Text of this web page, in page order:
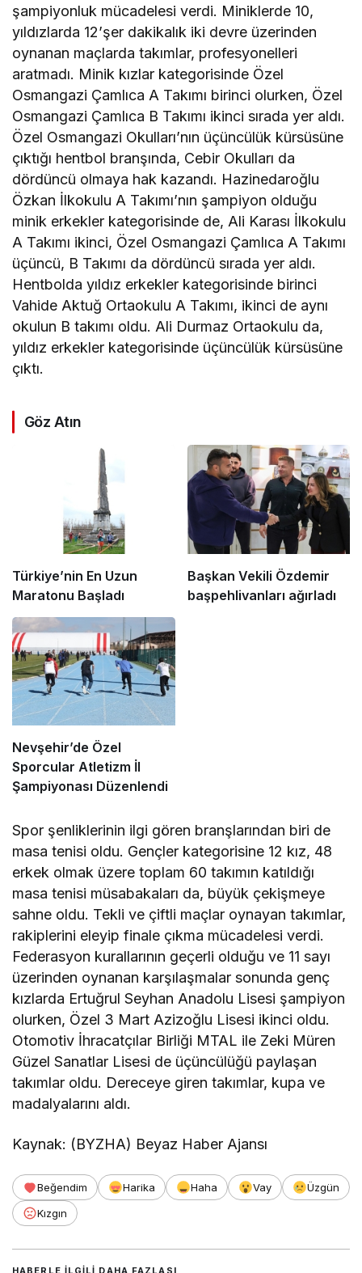
şampiyonluk mücadelesi verdi. Miniklerde 10,
yıldızlarda 12’şer dakikalık iki devre üzerinden
oynanan maçlarda takımlar, profesyonelleri
aratmadı. Minik kızlar kategorisinde Özel
Osmangazi Çamlıca A Takımı birinci olurken, Özel
Osmangazi Çamlıca B Takımı ikinci sırada yer aldı.
Özel Osmangazi Okulları’nın üçüncülük kürsüsüne
çıktığı hentbol branşında, Cebir Okulları da
dördüncü olmaya hak kazandı. Hazinedaroğlu
Özkan İlkokulu A Takımı’nın şampiyon olduğu
minik erkekler kategorisinde de, Ali Karası İlkokulu
A Takımı ikinci, Özel Osmangazi Çamlıca A Takımı
üçüncü, B Takımı da dördüncü sırada yer aldı.
Hentbolda yıldız erkekler kategorisinde birinci
Vahide Aktuğ Ortaokulu A Takımı, ikinci de aynı
okulun B takımı oldu. Ali Durmaz Ortaokulu da,
yıldız erkekler kategorisinde üçüncülük kürsüsüne
çıktı.
Göz Atın
Türkiye’nin En Uzun
Maratonu Başladı
Başkan Vekili Özdemir
başpehlivanları ağırladı
Nevşehir’de Özel
Sporcular Atletizm İl
Şampiyonası Düzenlendi
Spor şenliklerinin ilgi gören branşlarından biri de
masa tenisi oldu. Gençler kategorisine 12 kız, 48
erkek olmak üzere toplam 60 takımın katıldığı
masa tenisi müsabakaları da, büyük çekişmeye
sahne oldu. Tekli ve çiftli maçlar oynayan takımlar,
rakiplerini eleyip finale çıkma mücadelesi verdi.
Federasyon kurallarının geçerli olduğu ve 11 sayı
üzerinden oynanan karşılaşmalar sonunda genç
kızlarda Ertuğrul Seyhan Anadolu Lisesi şampiyon
olurken, Özel 3 Mart Azizoğlu Lisesi ikinci oldu.
Otomotiv İhracatçılar Birliği MTAL ile Zeki Müren
Güzel Sanatlar Lisesi de üçüncülüğü paylaşan
takımlar oldu. Dereceye giren takımlar, kupa ve
madalyalarını aldı.
Kaynak: (BYZHA) Beyaz Haber Ajansı
Beğendim Harika Haha Vay
Üzgün
Kızgın
HABERLE ILGILI DAHA FAZLASI